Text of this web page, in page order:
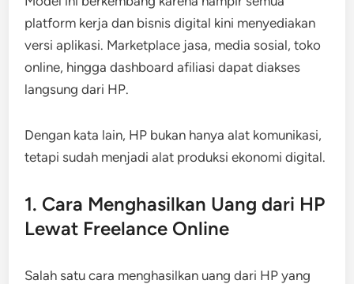
platform kerja dan bisnis digital kini menyediakan
versi aplikasi. Marketplace jasa, media sosial, toko
online, hingga dashboard afiliasi dapat diakses
langsung dari HP.
Dengan kata lain, HP bukan hanya alat komunikasi,
tetapi sudah menjadi alat produksi ekonomi digital.
1. Cara Menghasilkan Uang dari HP
Lewat Freelance Online
Salah satu cara menghasilkan uang dari HP yang